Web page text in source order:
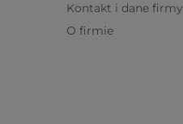
Kontakt i dane firmy
O firmie